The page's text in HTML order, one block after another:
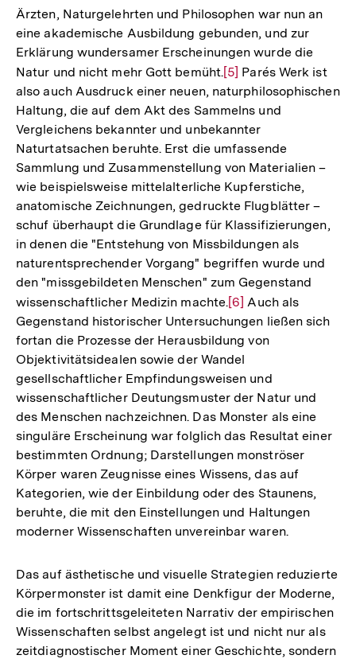
Ärzten, Naturgelehrten und Philosophen war nun an
eine akademische Ausbildung gebunden, und zur
Erklärung wundersamer Erscheinungen wurde die
Natur und nicht mehr Gott bemüht.Zur
Auflösung
der
Fußnote
[5] Parés Werk ist
also auch Ausdruck einer neuen, naturphilosophischen
Haltung, die auf dem Akt des Sammelns und
Vergleichens bekannter und unbekannter
Naturtatsachen beruhte. Erst die umfassende
Sammlung und Zusammenstellung von Materialien –
wie beispielsweise mittelalterliche Kupferstiche,
anatomische Zeichnungen, gedruckte Flugblätter –
schuf überhaupt die Grundlage für Klassifizierungen,
in denen die "Entstehung von Missbildungen als
naturentsprechender Vorgang" begriffen wurde und
den "missgebildeten Menschen" zum Gegenstand
wissenschaftlicher Medizin machte.Zur
Auflösung
der
Fußnote
[6] Auch als
Gegenstand historischer Untersuchungen ließen sich
fortan die Prozesse der Herausbildung von
Objektivitätsidealen sowie der Wandel
gesellschaftlicher Empfindungsweisen und
wissenschaftlicher Deutungsmuster der Natur und
des Menschen nachzeichnen. Das Monster als eine
singuläre Erscheinung war folglich das Resultat einer
bestimmten Ordnung; Darstellungen monströser
Körper waren Zeugnisse eines Wissens, das auf
Kategorien, wie der Einbildung oder des Staunens,
beruhte, die mit den Einstellungen und Haltungen
moderner Wissenschaften unvereinbar waren.
Das auf ästhetische und visuelle Strategien reduzierte
Körpermonster ist damit eine Denkfigur der Moderne,
die im fortschrittsgeleiteten Narrativ der empirischen
Wissenschaften selbst angelegt ist und nicht nur als
zeitdiagnostischer Moment einer Geschichte, sondern